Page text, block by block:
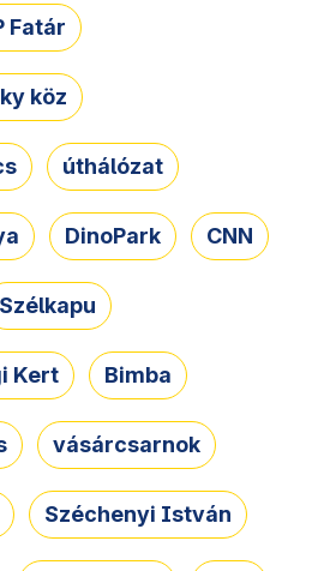
Fatár
köz
úthálózat
DinoPark CNN
Szélkapu
Kert Bimba
vásárcsarnok
Széchenyi István